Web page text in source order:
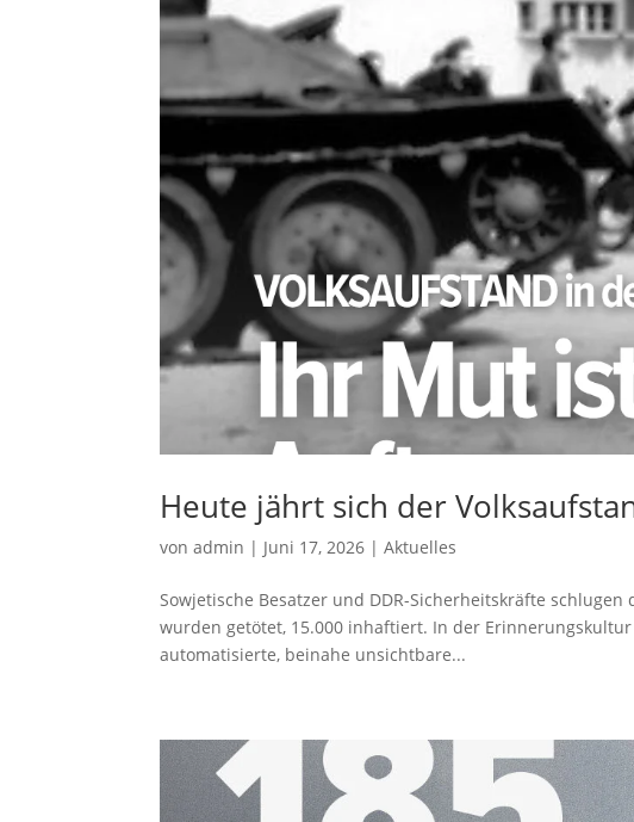
Heute jährt sich der
vonadmin | Juni 17, 2026 |Aktuelles
Sowjetische Besatzer und DDR-Sicherheitskräfte
wurden getötet, 15.000 inhaftiert. In der
automatisierte, beinahe unsichtbare...